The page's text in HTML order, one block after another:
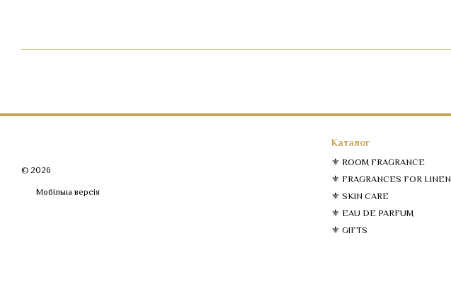
© 2026
Мобільна версія
Каталог
⚜️ ROOM FRAGRANCE
⚜️ FRAGRANCES FOR LINEN
⚜️ SKIN CARE
⚜️ EAU DE PARFUM
⚜️ GIFTS